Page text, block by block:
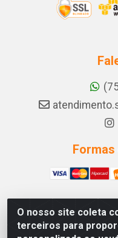
O nosso site coleta
terceiros para
A PINA DOS SANTOS
233, 27 - ZONA